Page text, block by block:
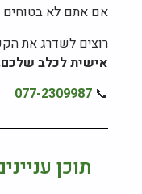
אם אתם לא בטוחים
רוצים לשדרג את
אישית לכלב
📞
077-2309987
תוכן